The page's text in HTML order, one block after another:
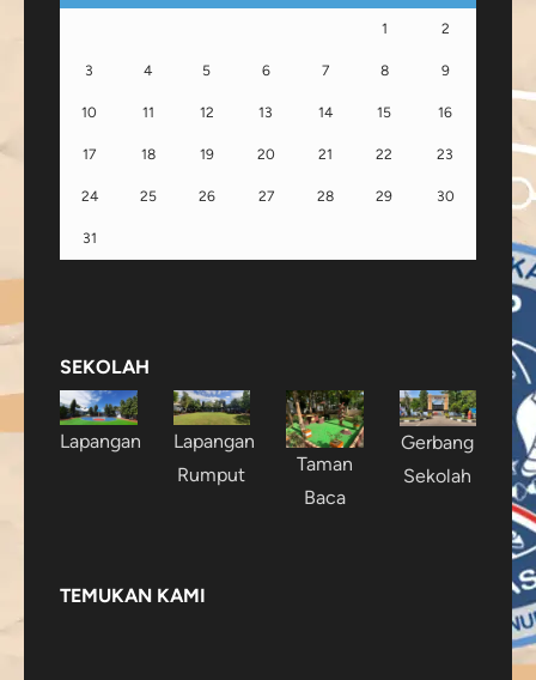
1 2
3 4 5 6 7 8 9
10 11 12 13 14 15 16
17 18 19 20 21 22 23
24 25 26 27 28 29 30
31
SEKOLAH
Lapangan
Lapangan
Rumput
Taman
Baca
Gerbang
Sekolah
TEMUKAN KAMI